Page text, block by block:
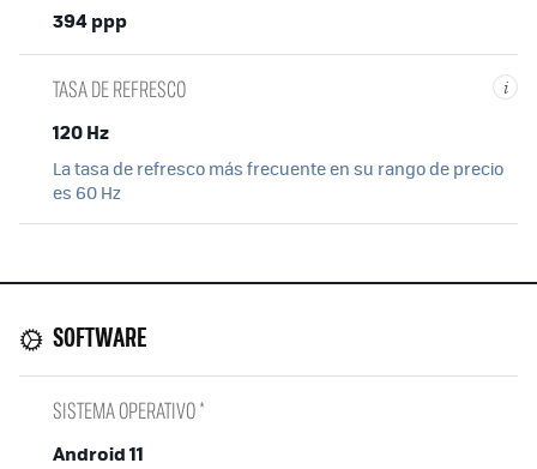
394 ppp
i
TASA DE REFRESCO
120 Hz
La tasa de refresco más frecuente en su rango de precio
es 60 Hz
SOFTWARE
SISTEMA OPERATIVO *
Android 11